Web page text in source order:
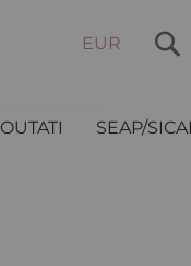
EUR
SEAP/